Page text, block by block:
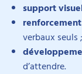
support
verbaux seuls ;
d’attendre.